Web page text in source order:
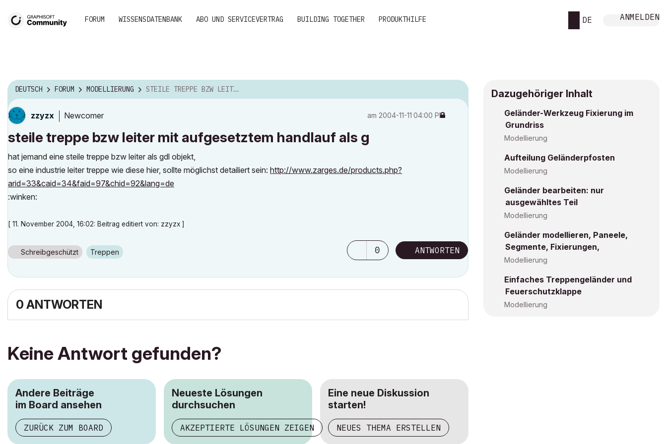
FORUM WISSENSDATENBANK ABO UND SERVICEVERTRAG BUILDING TOGETHER PRODUKTHILFE DE ANMELDEN
DEUTSCH FORUM MODELLIERUNG STEILE TREPPE BZW LEITER MIT AUFGESETZTEM HANDLAUF...
zzyzx Newcomer am ‎2004-11-11 04:00 PM
steile treppe bzw leiter mit aufgesetztem handlauf als g
hat jemand eine steile treppe bzw leiter als gdl objekt,
so eine industrie leiter treppe wie diese hier, sollte möglichst detailiert sein: http://www.zarges.de/products.php?
arid=33&caid=34&faid=97&chid=92&lang=de
:winken:
[ 11. November 2004, 16:02: Beitrag editiert von: zzyzx ]
Schreibgeschützt Treppen 0 ANTWORTEN
0 ANTWORTEN
Keine Antwort gefunden?
Andere Beiträge
im Board ansehen
ZURÜCK ZUM BOARD
Neueste Lösungen
durchsuchen
AKZEPTIERTE LÖSUNGEN ZEIGEN
Eine neue Diskussion
starten!
NEUES THEMA ERSTELLEN
Dazugehöriger Inhalt
Geländer-Werkzeug Fixierung im
Grundriss
Modellierung
Aufteilung Geländerpfosten
Modellierung
Geländer bearbeiten: nur
ausgewähltes Teil
Modellierung
Geländer modellieren, Paneele,
Segmente, Fixierungen,
Modellierung
Einfaches Treppengeländer und
Feuerschutzklappe
Modellierung